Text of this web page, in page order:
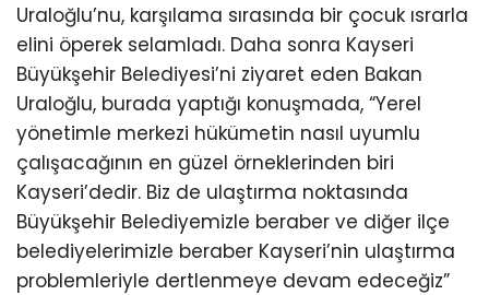
Uraloğlu’nu, karşılama sırasında bir çocuk ısrarla
elini öperek selamladı. Daha sonra Kayseri
Büyükşehir Belediyesi’ni ziyaret eden Bakan
Uraloğlu, burada yaptığı konuşmada, “Yerel
yönetimle merkezi hükümetin nasıl uyumlu
çalışacağının en güzel örneklerinden biri
Kayseri’dedir. Biz de ulaştırma noktasında
Büyükşehir Belediyemizle beraber ve diğer ilçe
belediyelerimizle beraber Kayseri’nin ulaştırma
problemleriyle dertlenmeye devam edeceğiz”